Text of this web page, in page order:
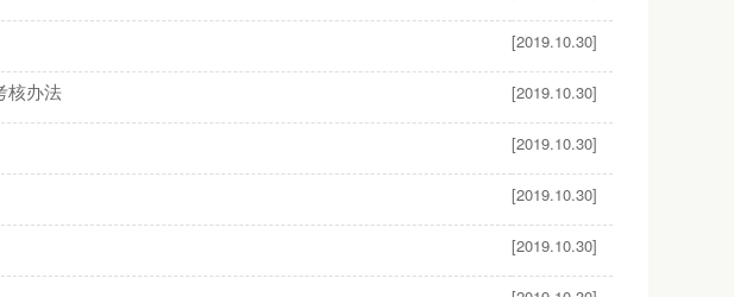
[2019.10.30]
核办法 [2019.10.30]
[2019.10.30]
[2019.10.30]
[2019.10.30]